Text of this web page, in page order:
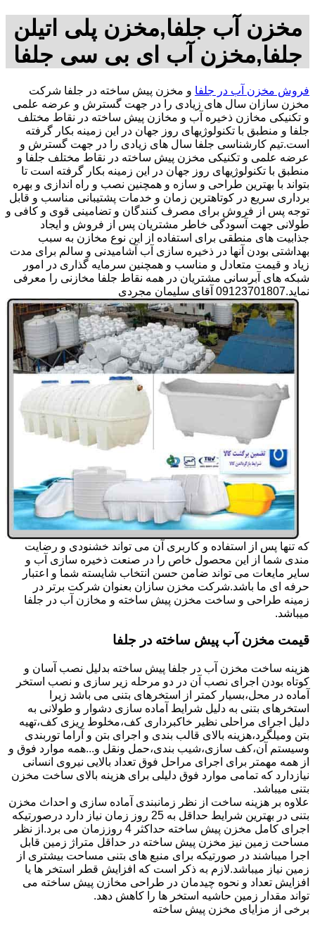
مخزن آب جلفا,مخزن پلی اتیلن
جلفا,مخزن آب ای بی سی جلفا
فروش مخزن آب در جلفا و مخزن پیش ساخته در جلفا شرکت
مخزن سازان سال های زیادی را در جهت گسترش و عرضه علمی
و تکنیکی مخازن ذخیره آب و مخازن پیش ساخته در نقاط مختلف
جلفا و منطبق با تکنولوژیهای روز جهان در این زمینه بکار گرفته
است.تیم کارشناسی جلفا سال های زیادی را در جهت گسترش و
عرضه علمی و تکنیکی مخزن پیش ساخته در نقاط مختلف جلفا و
منطبق با تکنولوژیهای روز جهان در این زمینه بکار گرفته است تا
بتواند با بهترین طراحی و سازه و همچنین نصب و راه اندازی و بهره
برداری سریع در کوتاهترین زمان و خدمات پشتیبانی مناسب و قابل
توجه پس از فروش برای مصرف کنندگان و تضامینی قوی و کافی و
طولانی جهت آسودگی خاطر مشتریان پس از فروش و ایجاد
جذابیت های منطقی برای استفاده از این نوع مخازن به سبب
بهداشتی بودن آنها در ذخیره سازی آب آشامیدنی و سالم برای مدت
زیاد و قیمت متعادل و مناسب و همچنین سرمایه گذاری در امور
شبکه های آبرسانی مشتریان در همه نقاط جلفا مخازنی را معرفی
نماید.09123701807 آقای سلیمان مجردی
که تنها پس از استفاده و کاربری آن می تواند خشنودی و رضایت
مندی شما از این محصول خاص را در صنعت ذخیره سازی آب و
سایر مایعات می تواند ضامن حسن انتخاب شایسته شما و اعتبار
حرفه ای ما باشد.شرکت مخزن سازان بعنوان شرکت برتر در
زمینه طراحی و ساخت مخزن پیش ساخته و مخازن آب در جلفا
میباشد.
قیمت مخزن آب پیش ساخته در جلفا
هزینه ساخت مخزن آب در جلفا پیش ساخته بدلیل نصب آسان و
کوتاه بودن اجرای نصب آن در دو مرحله زیر سازی و نصب استخر
آماده در محل،بسیار کمتر از استخرهای بتنی می باشد زیرا
استخرهای بتنی به دلیل شرایط آماده سازی دشوار و طولانی به
دلیل اجرای مراحلی نظیر خاکبرداری کف،مخلوط ریزی کف،تهیه
بتن ومیلگرد،هزینه بالای قالب بندی و اجرای بتن و آراما توربندی
وسیستم آن،کف سازی،شیب بندی،حمل ونقل و...همه موارد فوق و
از همه مهمتر برای اجرای مراحل فوق تعداد بالایی نیروی انسانی
نیازدارد که تمامی موارد فوق دلیلی برای هزینه بالای ساخت مخزن
بتنی میباشد.
علاوه بر هزینه ساخت از نظر زمانبندی آماده سازی و احداث مخزن
بتنی در بهترین شرایط حداقل به 25 روز زمان نیاز دارد درصورتیکه
اجرای کامل مخزن پیش ساخته حداکثر 4 روززمان می برد.از نظر
مساحت زمین نیز مخزن پیش ساخته در حداقل متراژ زمین قابل
اجرا میباشند در صورتیکه برای منبع های بتنی مساحت بیشتری از
زمین نیاز میباشد.لازم به ذکر است که افزایش قطر استخر ها یا
افزایش تعداد و نحوه چیدمان در طراحی مخازن پیش ساخته می
تواند مقدار زمین حاشیه استخر ها را کاهش دهد.
برخی از مزایای مخزن پیش ساخته